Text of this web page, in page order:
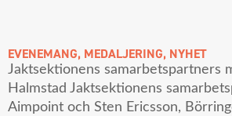
EVENEMANG, MEDALJERING, NYHET
Jaktsektionens samarbetspartners
Halmstad Jaktsektionens
Aimpoint och Sten Ericsson,